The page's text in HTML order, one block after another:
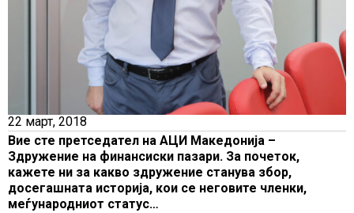
22 март, 2018
Вие сте претседател на АЦИ Македонија –
Здружение на финансиски пазари. За почеток,
кажете ни за какво здружение станува збор,
досегашната историја, кои се неговите членки,
меѓународниот статус…